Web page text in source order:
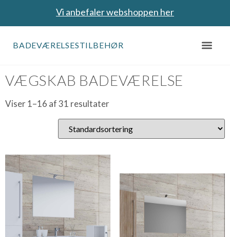
Vi anbefaler webshoppen her
BADEVÆRELSESTILBEHØR
VÆGSKAB BADEVÆRELSE
Viser 1–16 af 31 resultater